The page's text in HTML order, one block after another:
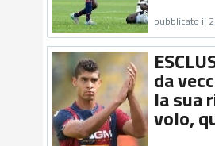
pubblicato il
da
la sua
volo,